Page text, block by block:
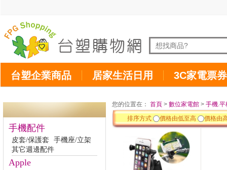
台塑企業商品 居家生活日用 3C家電票券
手機配件
皮套/保護套
手機座/立架
其它週邊配件
Apple
您的位置在： 首頁 > 數位家電館 > 手機.平
排序方式
價格由低至高 價格由